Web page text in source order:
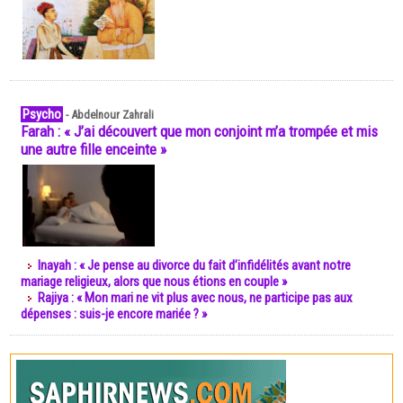
Psycho -Abdelnour Zahrali
Farah : « J’ai découvert que mon conjoint m’a trompée et mis
une autre fille enceinte »
Inayah : « Je pense au divorce du fait d’infidélités avant notre
mariage religieux, alors que nous étions en couple »
Rajiya : « Mon mari ne vit plus avec nous, ne participe pas aux
dépenses : suis-je encore mariée ? »